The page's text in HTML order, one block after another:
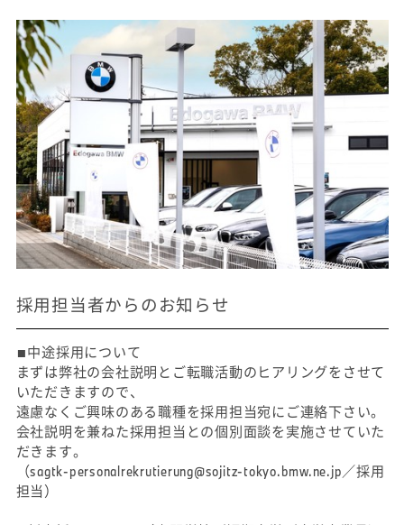
スタッフ名:Y.N／Y.K
勤続年数:1～2年目
採用担当者からのお知らせ
■中途採用について
まずは弊社の会社説明とご転職活動のヒアリングをさせて
いただきますので、
遠慮なくご興味のある職種を採用担当宛にご連絡下さい。
会社説明を兼ねた採用担当との個別面談を実施させていた
だきます。
（sagtk-personalrekrutierung@sojitz-tokyo.bmw.ne.jp／採用
担当）